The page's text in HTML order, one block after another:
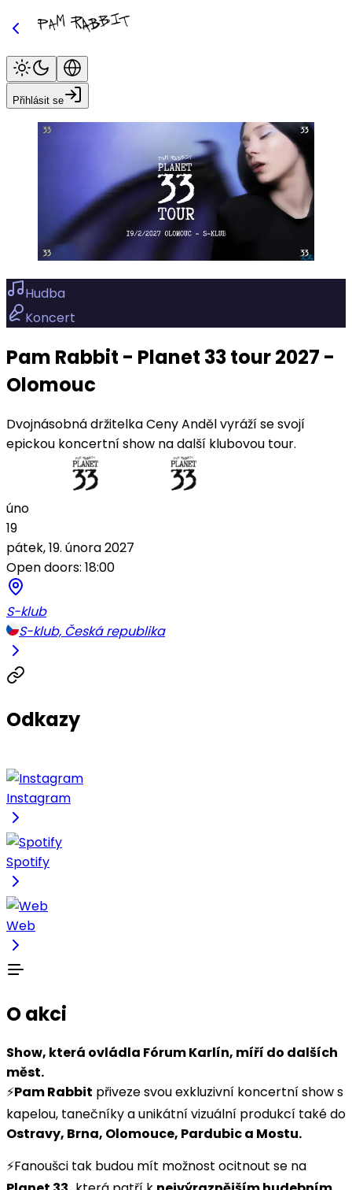
Přihlásit se
Hudba
Koncert
Pam Rabbit - Planet 33 tour 2027 -
Olomouc
Dvojnásobná držitelka Ceny Anděl vyráží se svojí
epickou koncertní show na další klubovou tour.
úno
19
pátek, 19. února 2027
Open doors: 18:00
S-klub
S-klub, Česká republika
Odkazy
Instagram
Spotify
Web
O akci
Show, která ovládla Fórum Karlín, míří do dalších
měst.
⚡️Pam Rabbit přiveze svou exkluzivní koncertní show s
kapelou, tanečníky a unikátní vizuální produkcí také do
Ostravy, Brna, Olomouce, Pardubic a Mostu.
⚡️Fanoušci tak budou mít možnost ocitnout se na